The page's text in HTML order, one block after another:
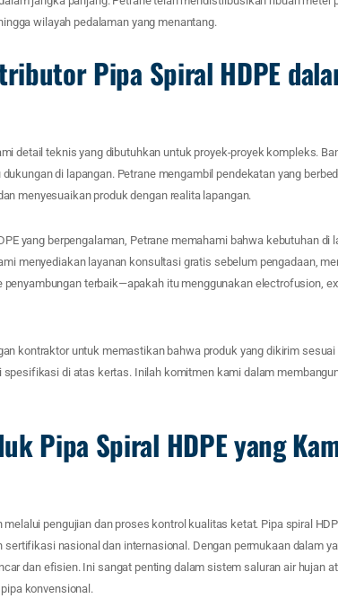
wilayah pedalaman yang menantang.
Pipa Spiral HDPE
detail teknis yang dibutuhkan untuk proyek-proyek kompleks.
di lapangan. Petrane mengambil pendekatan yang
menyesuaikan produk dengan realita lapangan.
yang berpengalaman, Petrane memahami bahwa kebutuhan di
menyediakan layanan konsultasi gratis sebelum pengadaan,
penyambungan terbaik—apakah itu menggunakan electrofusion,
kontraktor untuk memastikan bahwa produk yang dikirim sesuai
spesifikasi di atas kertas. Inilah komitmen kami dalam
Pipa Spiral HDPE yang
pengujian dan proses kontrol kualitas ketat. Pipa spiral
sertifikasi nasional dan internasional. Dengan permukaan dalam
dan efisien. Ini sangat penting dalam sistem saluran air hujan
konvensional.